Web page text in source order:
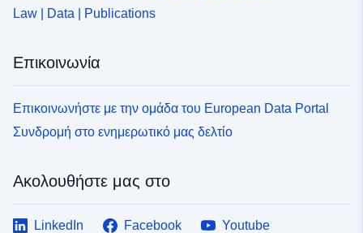
Law | Data | Publications
Επικοινωνία
Επικοινωνήστε με την ομάδα του European Data Portal
Συνδρομή στο ενημερωτικό μας δελτίο
Ακολουθήστε μας στο
LinkedIn Facebook
Youtube